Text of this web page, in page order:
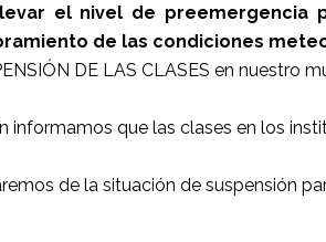
el nivel de preemergencia
de las condiciones
DE LAS CLASES en nuestro
informamos que las clases en los
de la situación de suspensión